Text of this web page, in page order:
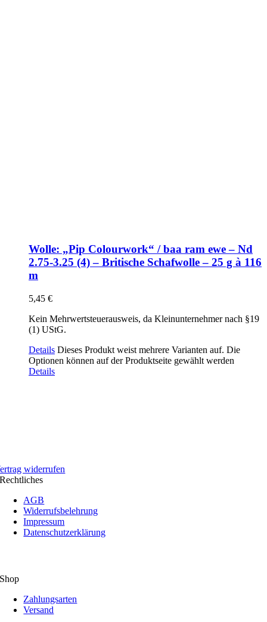
Wolle: „Pip Colourwork“ / baa ram ewe – Nd
2.75-3.25 (4) – Britische Schafwolle – 25 g à 116
m
5,45 €
Kein Mehrwertsteuerausweis, da Kleinunternehmer nach §19
(1) UStG.
Details Dieses Produkt weist mehrere Varianten auf. Die
Optionen können auf der Produktseite gewählt werden
Details
widerrufen
Rechtliches
AGB
Widerrufsbelehrung
Impressum
Datenschutzerklärung
Shop
Zahlungsarten
Versand